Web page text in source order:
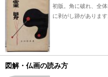
初版。角に破れ、全
に剥がし跡があります
図解・仏画の読み方